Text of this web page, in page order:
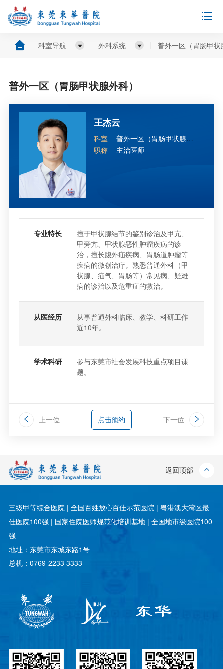
科室导航 外科系统 普外一区（胃肠甲状
普外一区（胃肠甲状腺外科）
王杰云
科室：普外一区（胃肠甲状腺外
科）
职称： 主治医师
专业特长
擅于甲状腺结节的鉴别诊治及甲亢、
甲旁亢、甲状腺恶性肿瘤疾病的诊
治，擅长腹外疝疾病、胃肠道肿瘤等
疾病的微创治疗。熟悉普通外科（甲
状腺、疝气、胃肠等）常见病、疑难
病的诊治以及危重症的救治。
从医经历
从事普通外科临床、教学、科研工作
近10年。
学术科研
参与东莞市社会发展科技重点项目课
题。
上一位 点击预约 下一位
返回顶部
三级甲等综合医院 | 全国百姓放心百佳示范医院 | 粤港澳大湾区最
佳医院100强 | 国家住院医师规范化培训基地 | 全国地市级医院100
强
地址：东莞市东城东路1号
总机：0769-2233 3333